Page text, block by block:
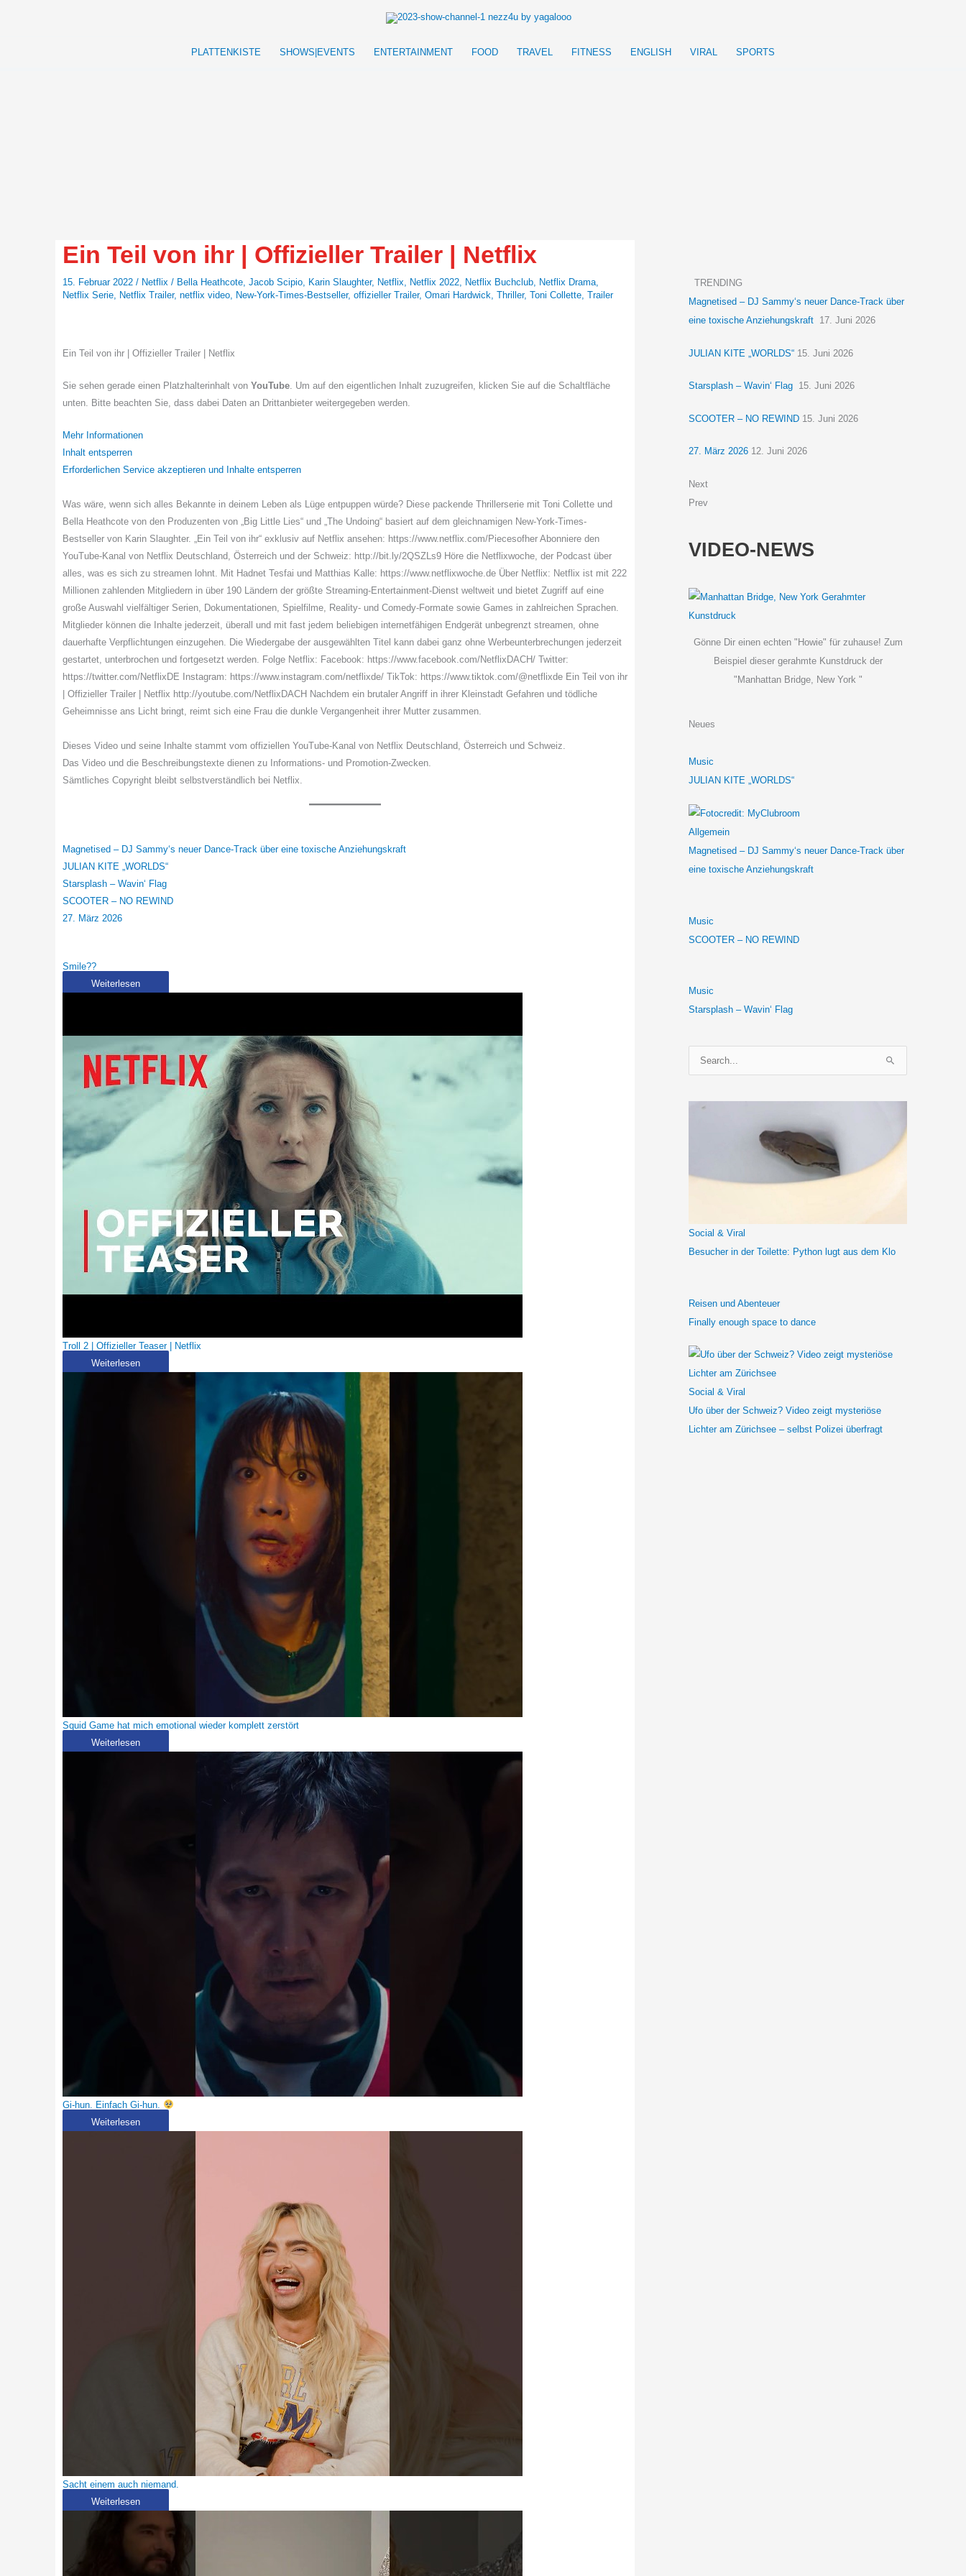
PLATTENKISTE
SHOWS|EVENTS ENTERTAINMENT FOOD TRAVEL FITNESS ENGLISH VIRAL SPORTS
Ein Teil von ihr | Offizieller Trailer | Netflix
15. Februar 2022 / Netflix / Bella Heathcote, Jacob Scipio, Karin Slaughter, Netflix, Netflix 2022, Netflix Buchclub, Netflix Drama,
Netflix Serie, Netflix Trailer, netflix video, New-York-Times-Bestseller, offizieller Trailer, Omari Hardwick, Thriller, Toni Collette, Trailer
Ein Teil von ihr | Offizieller Trailer | Netflix
Sie sehen gerade einen Platzhalterinhalt von YouTube . Um auf den eigentlichen Inhalt zuzugreifen, klicken Sie auf die Schaltfläche
unten. Bitte beachten Sie, dass dabei Daten an Drittanbieter weitergegeben werden.
Mehr Informationen
Inhalt entsperren
Erforderlichen Service akzeptieren und Inhalte entsperren
Was wäre, wenn sich alles Bekannte in deinem Leben als Lüge entpuppen würde? Diese packende Thrillerserie mit Toni Collette und
Bella Heathcote von den Produzenten von „Big Little Lies“ und „The Undoing“ basiert auf dem gleichnamigen New-York-Times-
Bestseller von Karin Slaughter. „Ein Teil von ihr“ exklusiv auf Netflix ansehen: https://www.netflix.com/Piecesofher Abonniere den
YouTube-Kanal von Netflix Deutschland, Österreich und der Schweiz: http://bit.ly/2QSZLs9 Höre die Netflixwoche, der Podcast über
alles, was es sich zu streamen lohnt. Mit Hadnet Tesfai und Matthias Kalle: https://www.netflixwoche.de Über Netflix: Netflix ist mit 222
Millionen zahlenden Mitgliedern in über 190 Ländern der größte Streaming-Entertainment-Dienst weltweit und bietet Zugriff auf eine
große Auswahl vielfältiger Serien, Dokumentationen, Spielfilme, Reality- und Comedy-Formate sowie Games in zahlreichen Sprachen.
Mitglieder können die Inhalte jederzeit, überall und mit fast jedem beliebigen internetfähigen Endgerät unbegrenzt streamen, ohne
dauerhafte Verpflichtungen einzugehen. Die Wiedergabe der ausgewählten Titel kann dabei ganz ohne Werbeunterbrechungen jederzeit
gestartet, unterbrochen und fortgesetzt werden. Folge Netflix: Facebook: https://www.facebook.com/NetflixDACH/ Twitter:
https://twitter.com/NetflixDE Instagram: https://www.instagram.com/netflixde/ TikTok: https://www.tiktok.com/@netflixde Ein Teil von ihr
| Offizieller Trailer | Netflix http://youtube.com/NetflixDACH Nachdem ein brutaler Angriff in ihrer Kleinstadt Gefahren und tödliche
Geheimnisse ans Licht bringt, reimt sich eine Frau die dunkle Vergangenheit ihrer Mutter zusammen.
Dieses Video und seine Inhalte stammt vom offiziellen YouTube-Kanal von Netflix Deutschland, Österreich und Schweiz.
Das Video und die Beschreibungstexte dienen zu Informations- und Promotion-Zwecken.
Sämtliches Copyright bleibt selbstverständlich bei Netflix.
Magnetised – DJ Sammy‘s neuer Dance-Track über eine toxische Anziehungskraft
JULIAN KITE „WORLDS“
Starsplash – Wavin‘ Flag
SCOOTER – NO REWIND
27. März 2026
Smile??
Weiterlesen
Troll 2 | Offizieller Teaser | Netflix
Weiterlesen
Squid Game hat mich emotional wieder komplett zerstört
Weiterlesen
Gi-hun. Einfach Gi-hun.
Weiterlesen
Sacht einem auch niemand.
Weiterlesen
TRENDING
Magnetised – DJ Sammy‘s neuer Dance-Track über
eine toxische Anziehungskraft 17. Juni 2026
JULIAN KITE „WORLDS“ 15. Juni 2026
Starsplash – Wavin‘ Flag 15. Juni 2026
SCOOTER – NO REWIND 15. Juni 2026
27. März 2026 12. Juni 2026
Next
Prev
VIDEO-NEWS
Gönne Dir einen echten "Howie" für zuhause! Zum
Beispiel dieser gerahmte Kunstdruck der
"Manhattan Bridge, New York "
Neues
Music
JULIAN KITE „WORLDS“
Allgemein
Magnetised – DJ Sammy‘s neuer Dance-Track über
eine toxische Anziehungskraft
Music
SCOOTER – NO REWIND
Music
Starsplash – Wavin‘ Flag
u
h
Social & Viral
Besucher in der Toilette: Python lugt aus dem Klo
Reisen und Abenteuer
Finally enough space to dance
Social & Viral
Ufo über der Schweiz? Video zeigt mysteriöse
Lichter am Zürichsee – selbst Polizei überfragt